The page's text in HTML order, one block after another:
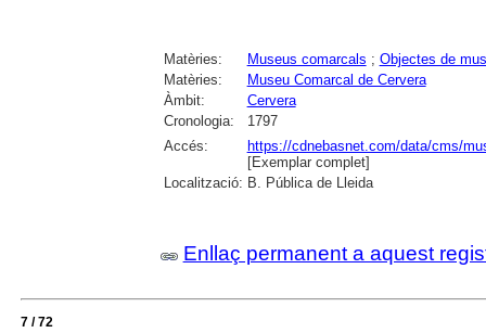
Matèries: Museus comarcals ; Objectes de
Matèries:
Museu Comarcal de Cervera
Àmbit:
Cervera
Cronologia:
1797
Accés:
https://cdnebasnet.com/data/cms/
[Exemplar complet]
Localització: B. Pública de Lleida
Enllaç permanent a aquest
7 / 72